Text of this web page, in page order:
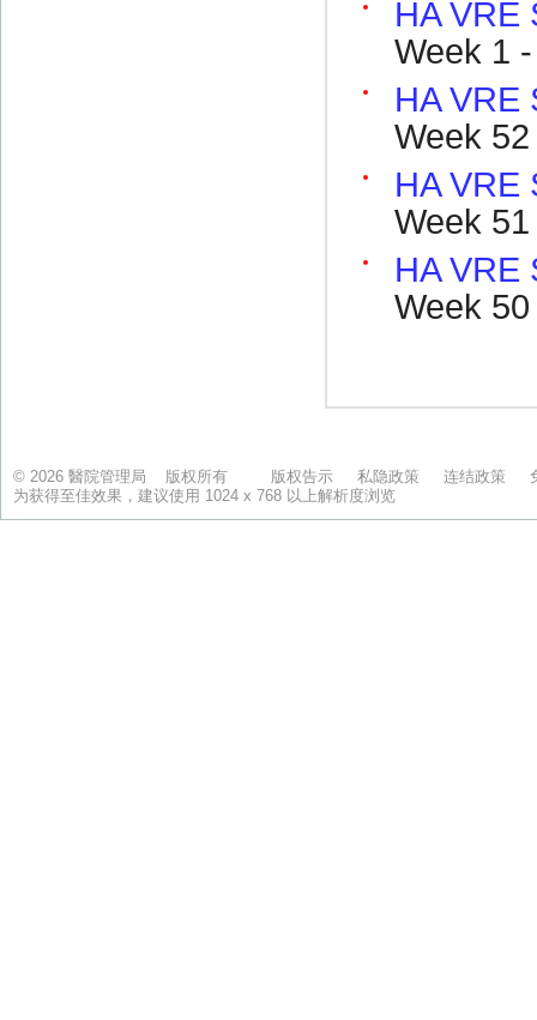
© 2026 醫院管理局 版权所有 版权告示 私隐政策 连结政策
为获得至佳效果，建议使用 1024 x 768 以上解析度浏览